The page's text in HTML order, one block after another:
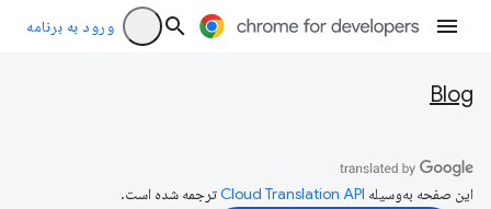
ورود به برنامه
Blog
این صفحه به‌وسیله ترجمه شده است.